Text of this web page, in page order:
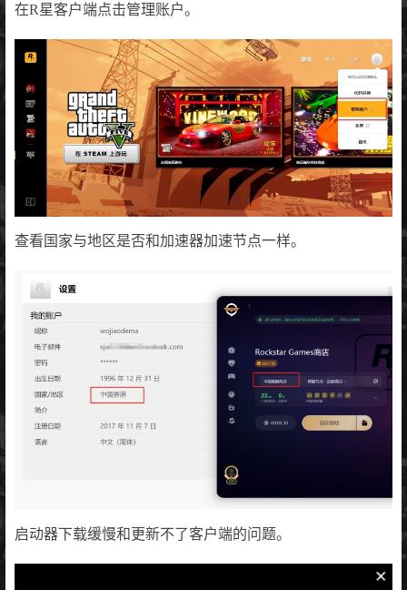
在R星客户端点击管理账户。
查看国家与地区是否和加速器加速节点一样。
启动器下载缓慢和更新不了客户端的问题。